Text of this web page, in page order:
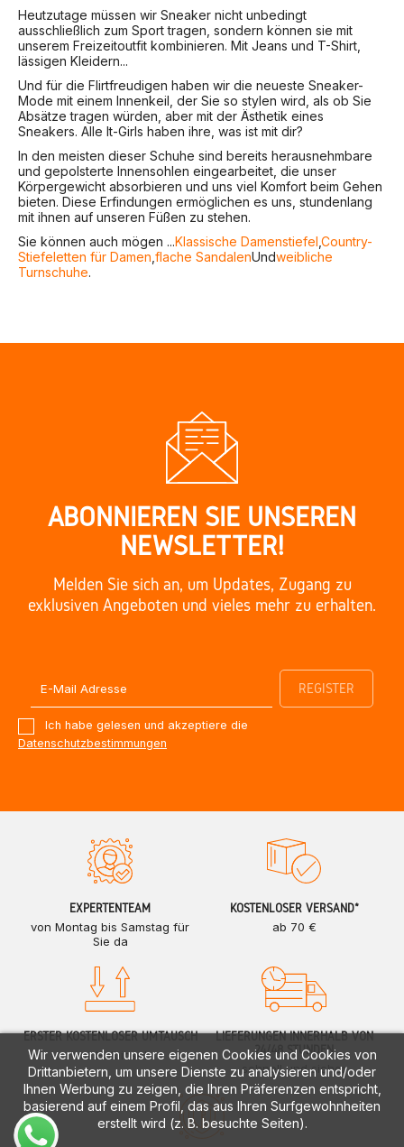
Wir verwenden unsere eigenen Cookies und Cookies von
Drittanbietern, um unsere Dienste zu analysieren und/oder
Ihnen Werbung zu zeigen, die Ihren Präferenzen entspricht,
basierend auf einem Profil, das aus Ihren Surfgewohnheiten
erstellt wird (z. B. besuchte Seiten).
Heutzutage müssen wir Sneaker nicht unbedingt
ausschließlich zum Sport tragen, sondern können sie mit
unserem Freizeitoutfit kombinieren. Mit Jeans und T-Shirt,
lässigen Kleidern...
Und für die Flirtfreudigen haben wir die neueste Sneaker-
Mode mit einem Innenkeil, der Sie so stylen wird, als ob Sie
Absätze tragen würden, aber mit der Ästhetik eines
Sneakers. Alle It-Girls haben ihre, was ist mit dir?
In den meisten dieser Schuhe sind bereits herausnehmbare
und gepolsterte Innensohlen eingearbeitet, die unser
Körpergewicht absorbieren und uns viel Komfort beim Gehen
bieten. Diese Erfindungen ermöglichen es uns, stundenlang
mit ihnen auf unseren Füßen zu stehen.
Sie können auch mögen ...Klassische Damenstiefel,Country-
Stiefeletten für Damen,flache SandalenUndweibliche
Turnschuhe.
ABONNIEREN SIE UNSEREN
NEWSLETTER!
Melden Sie sich an, um Updates, Zugang zu
exklusiven Angeboten und vieles mehr zu erhalten.
Ich habe gelesen und akzeptiere die
Datenschutzbestimmungen
EXPERTENTEAM
von Montag bis Samstag für
Sie da
KOSTENLOSER VERSAND*
ab 70 €
ERSTER KOSTENLOSER UMTAUSCH
nur Halbinsel
LIEFERUNGEN INNERHALB VON
24/48 STUNDEN
schnell und sicher